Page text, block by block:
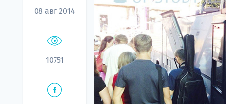
08 авг 2014
10751